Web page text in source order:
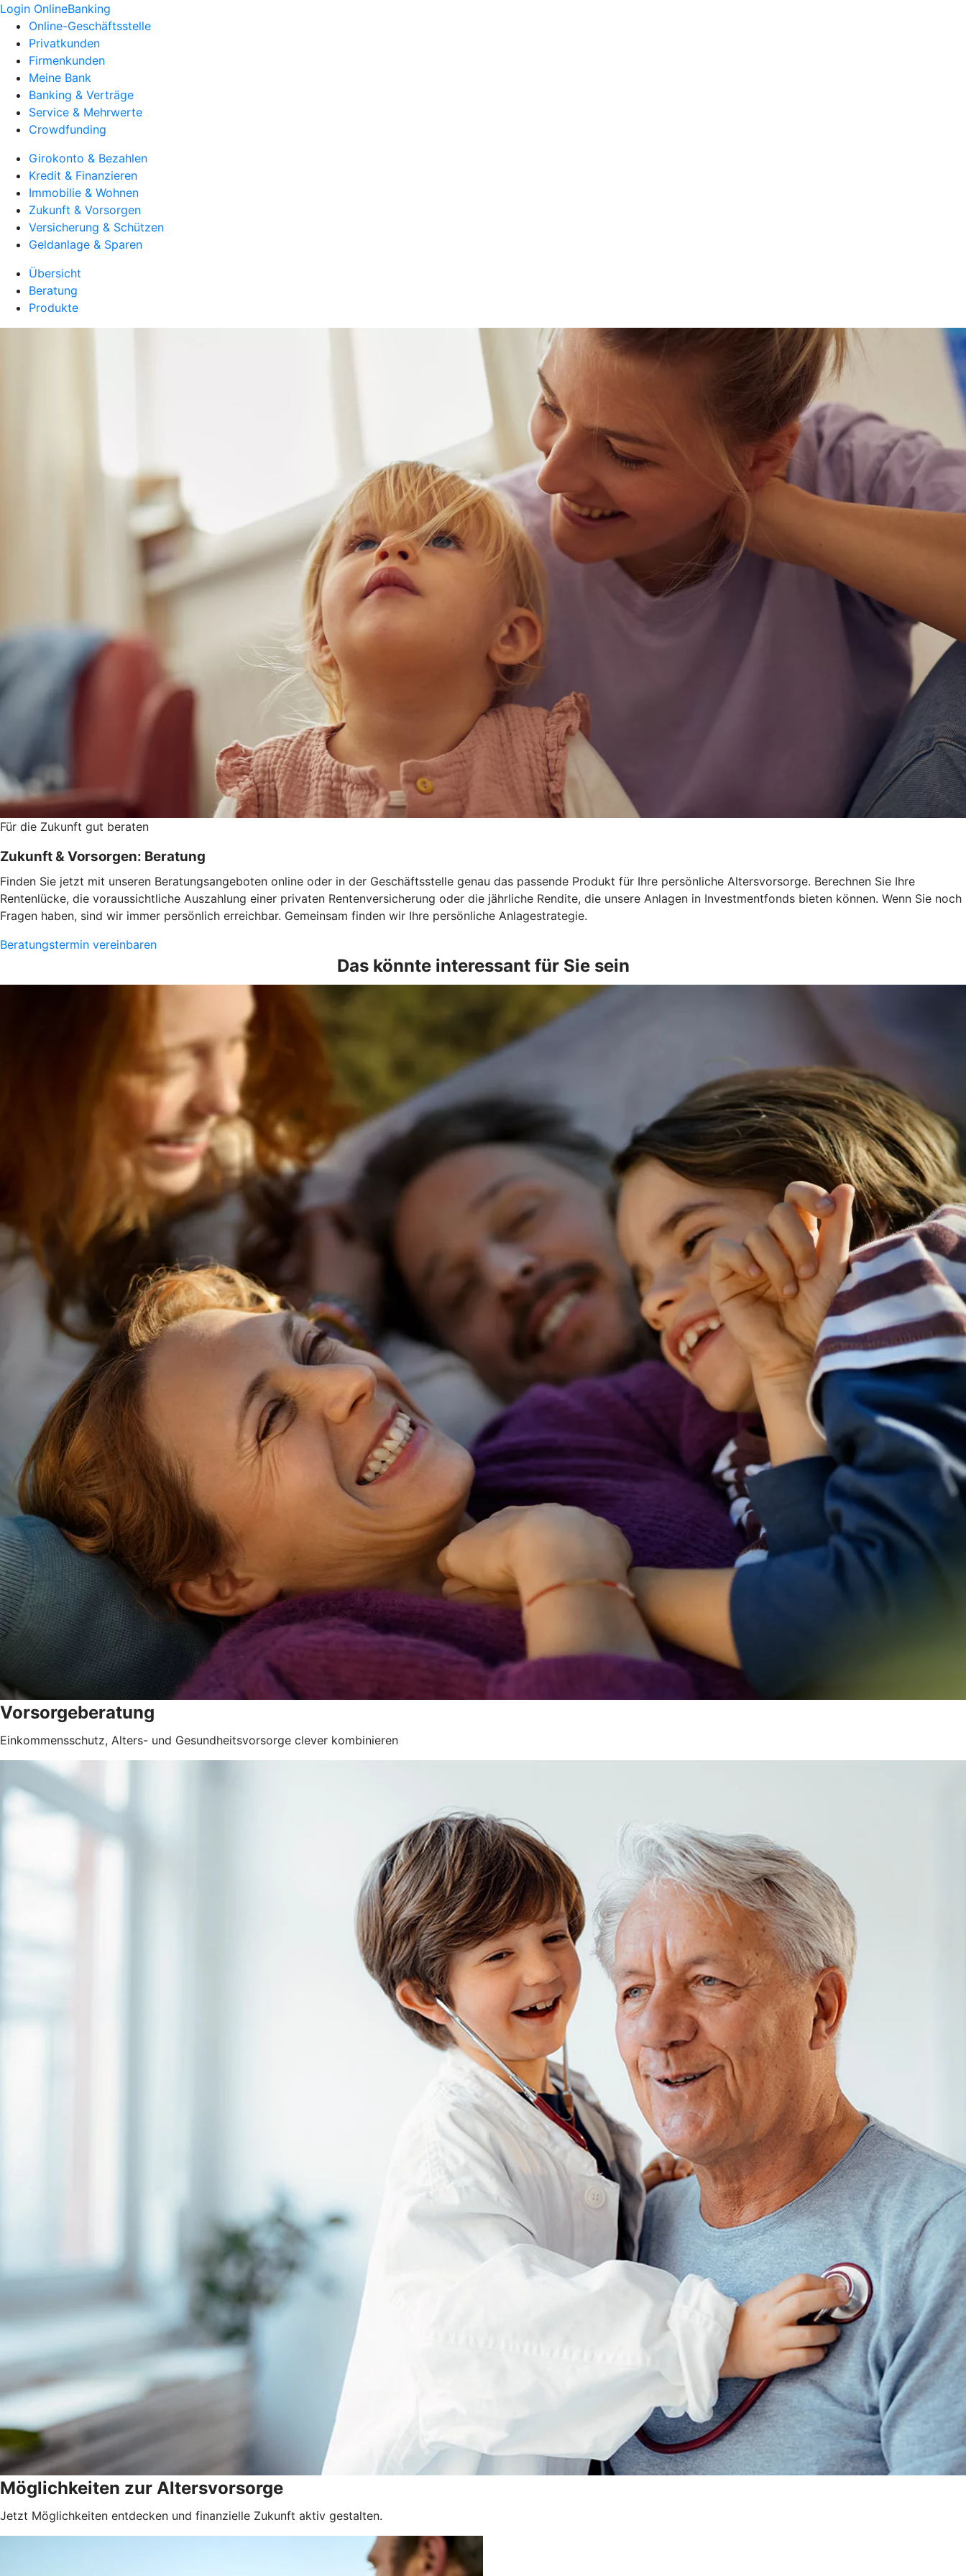
Login OnlineBanking
Online-Geschäftsstelle
Privatkunden
Firmenkunden
Meine Bank
Banking & Verträge
Service & Mehrwerte
Crowdfunding
Girokonto & Bezahlen
Kredit & Finanzieren
Immobilie & Wohnen
Zukunft & Vorsorgen
Versicherung & Schützen
Geldanlage & Sparen
Übersicht
Beratung
Produkte
Für die Zukunft gut beraten
Zukunft & Vorsorgen: Beratung
Finden Sie jetzt mit unseren Beratungsangeboten online oder in der Geschäftsstelle genau das passende Produkt für Ihre persönliche Altersvorsorge. Berechnen Sie Ihre
Rentenlücke, die voraussichtliche Auszahlung einer privaten Rentenversicherung oder die jährliche Rendite, die unsere Anlagen in Investmentfonds bieten können. Wenn Sie noch
Fragen haben, sind wir immer persönlich erreichbar. Gemeinsam finden wir Ihre persönliche Anlagestrategie.
Beratungstermin vereinbaren
Das könnte interessant für Sie sein
Vorsorgeberatung
Einkommensschutz, Alters- und Gesundheitsvorsorge clever kombinieren
Möglichkeiten zur Altersvorsorge
Jetzt Möglichkeiten entdecken und finanzielle Zukunft aktiv gestalten.